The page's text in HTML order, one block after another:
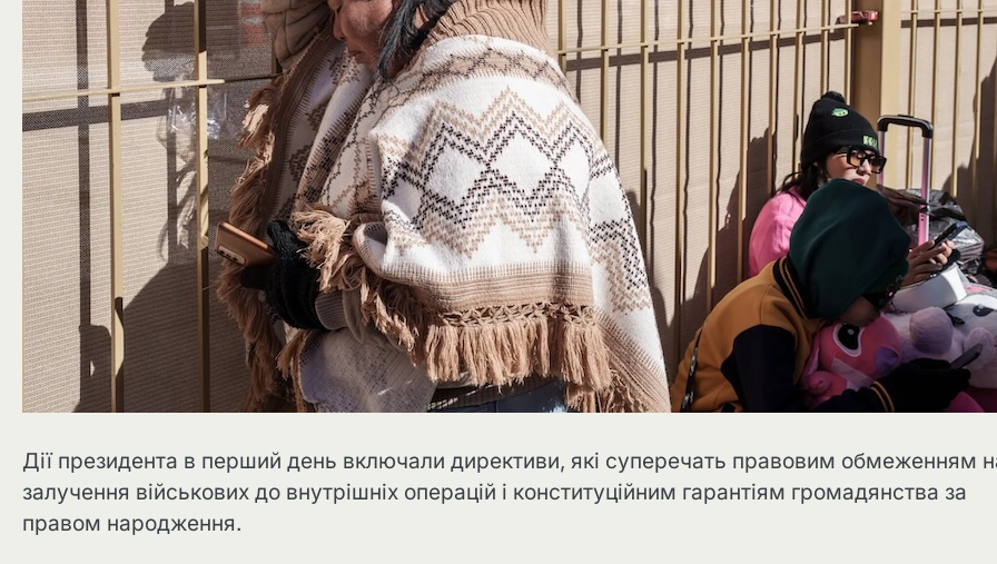
Дії президента в перший день включали директиви, які суперечать правовим обмеженням
залучення військових до внутрішніх операцій і конституційним гарантіям громадянства за
правом народження.